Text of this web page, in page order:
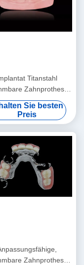
Titanstahl
Zahnprothesen
Implantatstahl
Überpräparate
Sie besten
Preis
Zahnprothesen